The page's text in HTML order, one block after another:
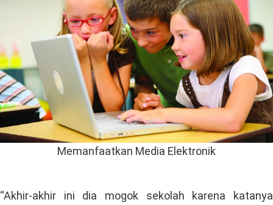
Memanfaatkan Media Elektronik
“Akhir-akhir ini dia mogok sekolah karena katanya